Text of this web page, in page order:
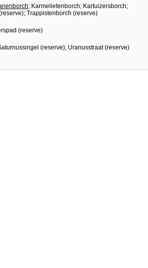
; Karmelietenborch; Kartuizersborch;
Trappistenborch (reserve)
(reserve)
(reserve); Uranusstraat (reserve)